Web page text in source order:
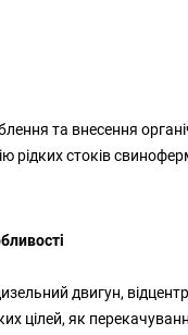
та внесення
рідких стоків
двигун,
цілей, як